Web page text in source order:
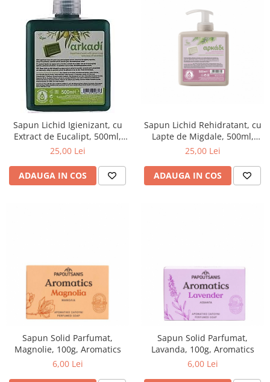
Sapun Lichid Igienizant, cu
Extract de Eucalipt, 500ml,
Arkadi
25,00 Lei
ADAUGA IN COS
Sapun Lichid Rehidratant, cu
Lapte de Migdale, 500ml,
Arkadi
25,00 Lei
ADAUGA IN COS
Sapun Solid Parfumat,
Magnolie, 100g, Aromatics
6,00 Lei
Sapun Solid Parfumat,
Lavanda, 100g, Aromatics
6,00 Lei